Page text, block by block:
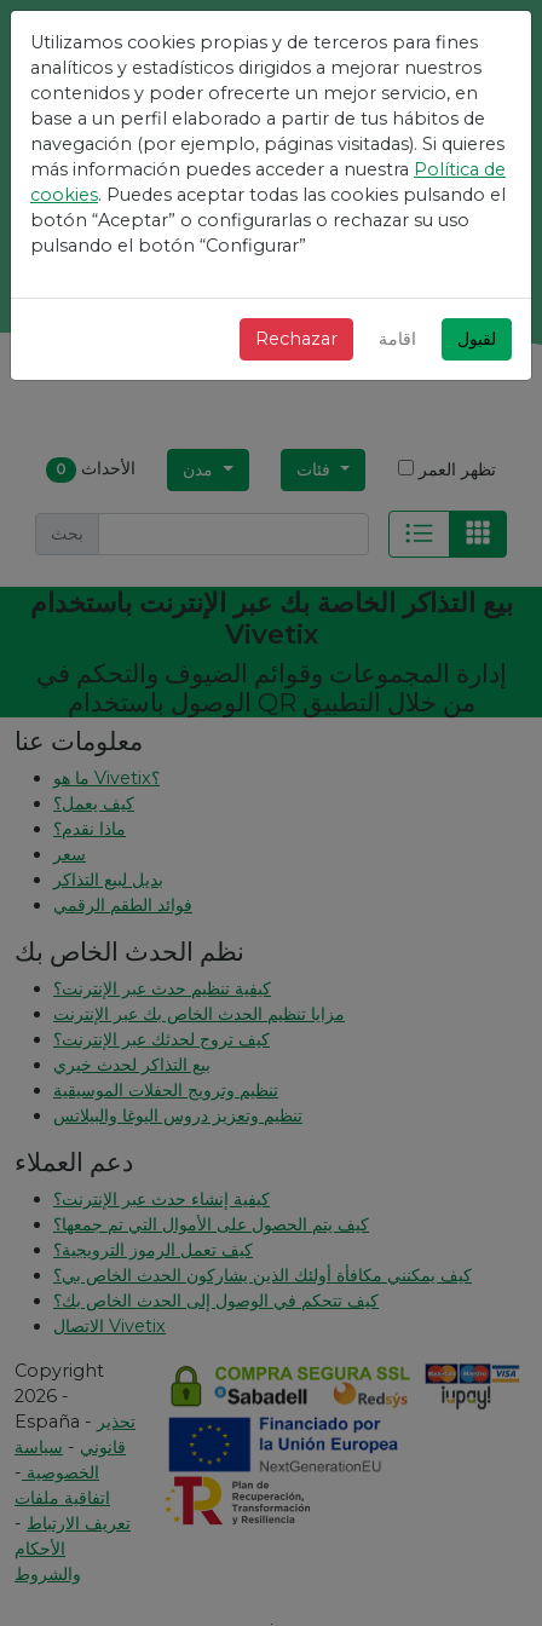
أسهل منصة للأحداث
+ سريع + بسيط ومجاني!
بحث
0 الأحداث تظهر العمر
بحث
بيع التذاكر الخاصة بك عبر الإنترنت باستخدام
Vivetix
إدارة المجموعات وقوائم الضيوف والتحكم في
الوصول باستخدام QR من خلال التطبيق
معلومات عنا
ما هو Vivetix؟
كيف يعمل؟
ماذا نقدم؟
سعر
بديل لبيع التذاكر
فوائد الطقم الرقمي
نظم الحدث الخاص بك
كيفية تنظيم حدث عبر الإنترنت؟
مزايا تنظيم الحدث الخاص بك عبر الإنترنت
كيف تروج لحدثك عبر الإنترنت؟
بيع التذاكر لحدث خيري
تنظيم وترويج الحفلات الموسيقية
تنظيم وتعزيز دروس اليوغا والبيلاتس
دعم العملاء
كيفية إنشاء حدث عبر الإنترنت؟
كيف يتم الحصول على الأموال التي تم جمعها؟
كيف تعمل الرموز الترويجية؟
كيف يمكنني مكافأة أولئك الذين يشاركون الحدث الخاص بي؟
كيف تتحكم في الوصول إلى الحدث الخاص بك؟
الاتصال Vivetix
Copyright
2026 -
España - تحذير
قانوني - سياسة
الخصوصية -
اتفاقية ملفات
تعريف الارتباط -
الأحكام
والشروط
Utilizamos cookies propias y de terceros para fines
analíticos y estadísticos dirigidos a mejorar nuestros
contenidos y poder ofrecerte un mejor servicio, en
base a un perfil elaborado a partir de tus hábitos de
navegación (por ejemplo, páginas visitadas). Si quieres
más información puedes acceder a nuestra Política de
cookies. Puedes aceptar todas las cookies pulsando el
botón “Aceptar” o configurarlas o rechazar su uso
pulsando el botón “Configurar”
Rechazar اقامة لقبول